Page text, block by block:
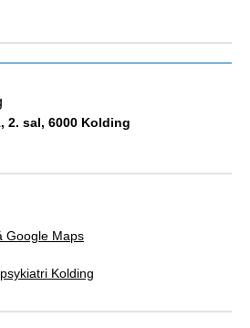
Google Maps
Kolding
2. sal, 6000 Kolding